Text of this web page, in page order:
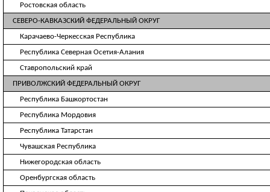
Ростовская область
СЕВЕРО-КАВКАЗСКИЙ ФЕДЕРАЛЬНЫЙ ОКРУГ
Карачаево-Черкесская Республика
Республика Северная Осетия-Алания
Ставропольский край
ПРИВОЛЖСКИЙ ФЕДЕРАЛЬНЫЙ ОКРУГ
Республика Башкортостан
Республика Мордовия
Республика Татарстан
Чувашская Республика
Нижегородская область
Оренбургская область